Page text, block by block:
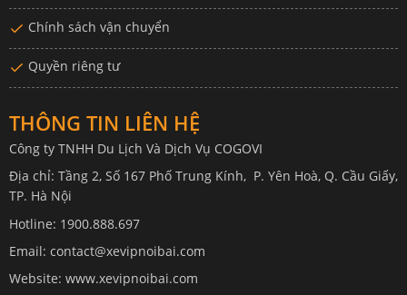
Chính sách vận chuyển
Quyền riêng tư
THÔNG TIN LIÊN HỆ
Công ty TNHH Du Lịch Và Dịch Vụ COGOVI
Địa chỉ: Tầng 2, Số 167 Phố Trung Kính, P. Yên Hoà, Q. Cầu Giấy,
TP. Hà Nội
Hotline: 1900.888.697
Email: contact@xevipnoibai.com
Website: www.xevipnoibai.com